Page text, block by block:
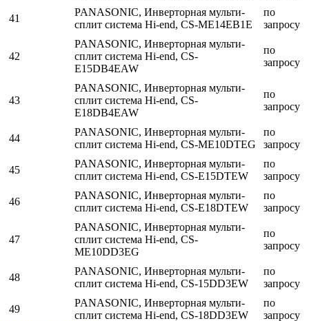
41
PANASONIC, Инверторная мульти-
сплит система Hi-end, CS-ME14EB1E
по
запросу
42
PANASONIC, Инверторная мульти-
сплит система Hi-end, CS-
E15DB4EAW
по
запросу
43
PANASONIC, Инверторная мульти-
сплит система Hi-end, CS-
E18DB4EAW
по
запросу
44
PANASONIC, Инверторная мульти-
сплит система Hi-end, CS-ME10DTEG
по
запросу
45
PANASONIC, Инверторная мульти-
сплит система Hi-end, CS-E15DTEW
по
запросу
46
PANASONIC, Инверторная мульти-
сплит система Hi-end, CS-E18DTEW
по
запросу
47
PANASONIC, Инверторная мульти-
сплит система Hi-end, CS-
ME10DD3EG
по
запросу
48
PANASONIC, Инверторная мульти-
сплит система Hi-end, CS-15DD3EW
по
запросу
49
PANASONIC, Инверторная мульти-
сплит система Hi-end, CS-18DD3EW
по
запросу